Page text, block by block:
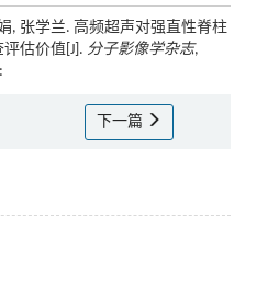
, 张学兰. 高频超声对强直性脊柱
估价值[J]. 分子影像学杂志,
下一篇